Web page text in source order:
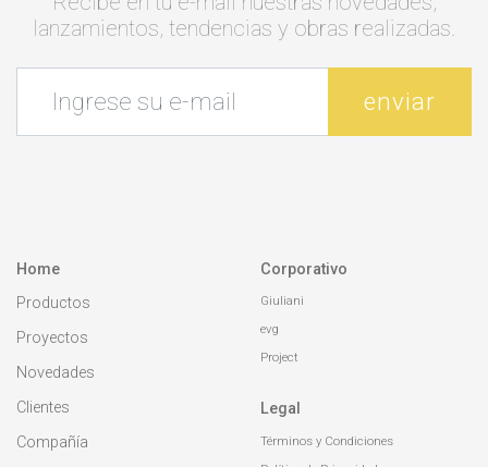
lanzamientos, tendencias y obras realizadas.
enviar
Home
Productos
Proyectos
Novedades
Clientes
Compañía
Corporativo
Giuliani
evg
Project
Legal
Términos y Condiciones